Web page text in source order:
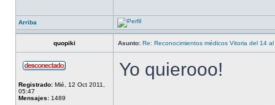
Arriba
quopiki Asunto: Re: Reconocimientos médicos Vitoria del 14
Registrado: Mié, 12 Oct 2011,
05:47
Mensajes: 1489
Yo quierooo!